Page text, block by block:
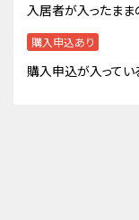
入居者が入ったまま
購入申込あり
購入申込が入ってい